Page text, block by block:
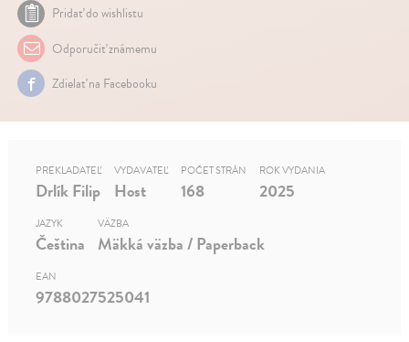
Pridať do wishlistu
Odporučiť známemu
Zdielať na Facebooku
PREKLADATEĽ
Drlík Filip
VYDAVATEĽ
Host
POČET STRÁN
168
ROK VYDANIA
2025
JAZYK
Čeština
VÄZBA
Mäkká väzba / Paperback
EAN
9788027525041